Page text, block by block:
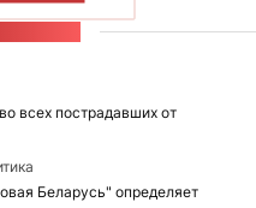
всех пострадавших от
Беларусь" определяет